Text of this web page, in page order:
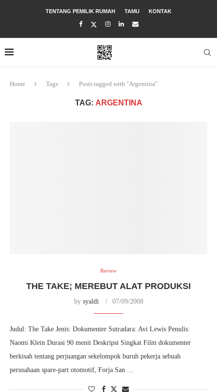
TENTANG PEMILIK RUMAH TAMU KONTAK
Home Tags Posts tagged with "Argentina"
TAG: ARGENTINA
Review
THE TAKE; MEREBUT ALAT PRODUKSI
by syaldi 07/09/2008
Judul: The Take Jenis: Dokumenter Sutradara: Avi Lewis Penulis:
Naomi Klein Durasi 90 menit Deskripsi Singkat Film dokumenter
berkisah tentang perjuangan sekelompok buruh pekerja sebuah
perusahaan spare-part otomotif, Forja San …